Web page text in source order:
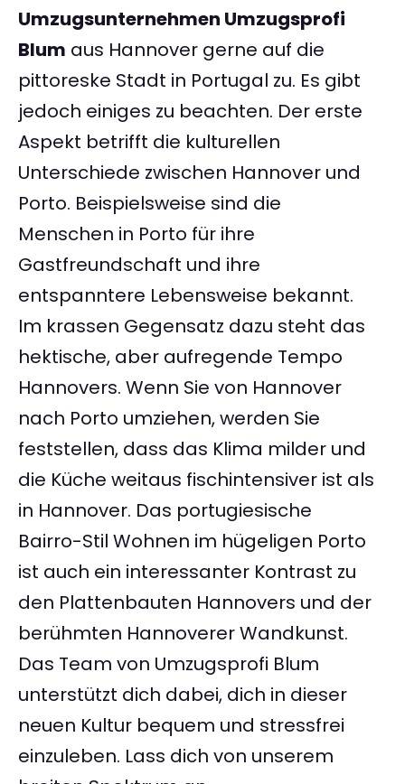
Umzugsunternehmen Umzugsprofi
Blum aus Hannover gerne auf die
pittoreske Stadt in Portugal zu. Es gibt
jedoch einiges zu beachten. Der erste
Aspekt betrifft die kulturellen
Unterschiede zwischen Hannover und
Porto. Beispielsweise sind die
Menschen in Porto für ihre
Gastfreundschaft und ihre
entspanntere Lebensweise bekannt.
Im krassen Gegensatz dazu steht das
hektische, aber aufregende Tempo
Hannovers. Wenn Sie von Hannover
nach Porto umziehen, werden Sie
feststellen, dass das Klima milder und
die Küche weitaus fischintensiver ist als
in Hannover. Das portugiesische
Bairro-Stil Wohnen im hügeligen Porto
ist auch ein interessanter Kontrast zu
den Plattenbauten Hannovers und der
berühmten Hannoverer Wandkunst.
Das Team von Umzugsprofi Blum
unterstützt dich dabei, dich in dieser
neuen Kultur bequem und stressfrei
einzuleben. Lass dich von unserem